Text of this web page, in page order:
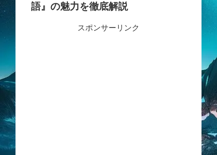
語』の魅力を徹底解説
スポンサーリンク